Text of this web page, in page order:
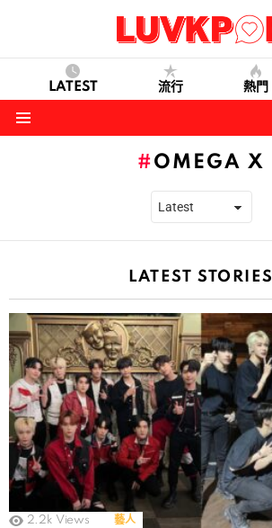
LATEST 流行 熱門
OMEGA X
LATEST STORIES
2.2k Views 藝人